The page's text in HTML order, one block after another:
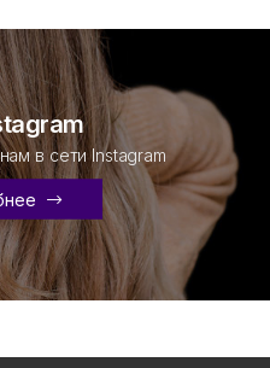
в сети Instagram